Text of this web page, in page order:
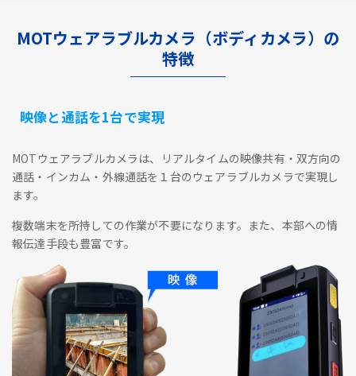
MOTウェアラブルカメラ（ボディカメラ）の
特徴
映像と通話を1台で実現
MOTウェアラブルカメラは、リアルタイムの映像共有・双方向の
通話・インカム・外線通話を１台のウェアラブルカメラで実現し
ます。
複数端末を所持しての作業が不要になります。また、本部への情
報伝達手段も豊富です。